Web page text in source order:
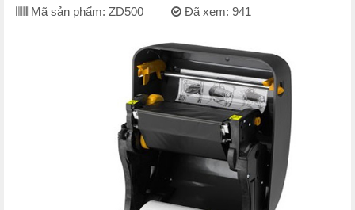
Mã sản phẩm: ZD500 Đã xem: 941